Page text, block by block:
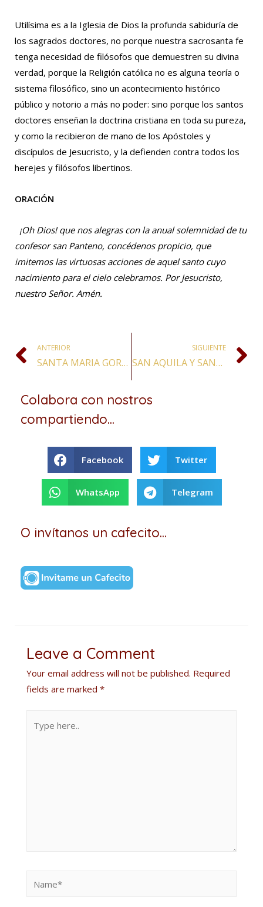
Utilísima es a la Iglesia de Dios la profunda sabiduría de
los sagrados doctores, no porque nuestra sacrosanta fe
tenga necesidad de filósofos que demuestren su divina
verdad, porque la Religión católica no es alguna teoría o
sistema filosófico, sino un acontecimiento histórico
público y notorio a más no poder: sino porque los santos
doctores enseñan la doctrina cristiana en toda su pureza,
y como la recibieron de mano de los Apóstoles y
discípulos de Jesucristo, y la defienden contra todos los
herejes y filósofos libertinos.
ORACIÓN
¡Oh Dios! que nos alegras con la anual solemnidad de tu
confesor san Panteno, concédenos propicio, que
imitemos las virtuosas acciones de aquel santo cuyo
nacimiento para el cielo celebramos. Por Jesucristo,
nuestro Señor. Amén.
ANTERIOR
SANTA MARIA GORETTI, VIRGEN Y MÁRTIR
SIGUIENTE
SAN AQUILA Y SANTA PRISCILA
Colabora con nostros
compartiendo...
Facebook Twitter
WhatsApp Telegram
O invítanos un cafecito...
Leave a Comment
Your email address will not be published. Required
fields are marked *